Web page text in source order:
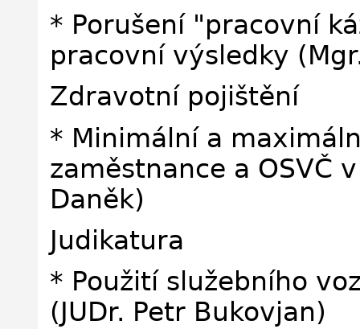
* Porušení "pracovní
pracovní výsledky
Zdravotní pojištění
* Minimální a
zaměstnance a OSVČ
Daněk)
Judikatura
* Použití služebního
(JUDr. Petr Bukovjan)